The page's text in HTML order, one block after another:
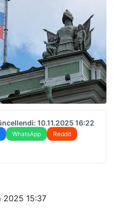
10.11.2025 16:22
WhatsApp
Reddit
2025 15:37